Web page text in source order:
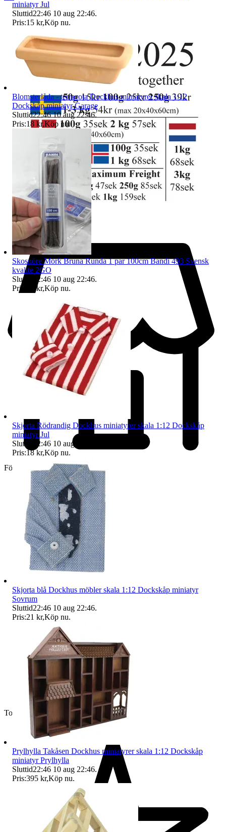
Företag
Toppsäljare
miniatyr Jul
Sluttid22:46 10 aug 22:46.
Pris:15 kr,Köp nu.
Blomsterlåda - terracota Dockhus miniatyrer skala 1:12
Dockskåp miniatyr Garage
Sluttid22:46 10 aug 22:46.
Pris:18 kr,Köp nu.
Skosnöre Mörk Bruna Runda 1 par 100cm Bandi 493 Svensk
kvalite 2GO
Sluttid
22:46 10 aug 22:46.
Pris:
26 kr,Köp nu.
Skjorta Rödrandig Dockhus miniatyrer skala 1:12 Dockskåp
miniatyr Jul
Sluttid
22:46 10 aug 22:46
Pris:18 kr,Köp nu.
Skjorta blå Dockhus möbler skala 1:12 Dockskåp miniatyr
Sovrum
Sluttid22:46 10 aug 22:46.
Pris:21 kr,Köp nu.
Prylhylla Takåsen Dockhus miniatyrer skala 1:12 Dockskåp
miniatyr Prylhylla
Sluttid22:46 10 aug 22:46.
Pris:395 kr,Köp nu.